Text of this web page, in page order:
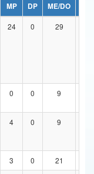
MP DP ME/DO
24 0 29
0 0 9
4 0 9
3 0 21